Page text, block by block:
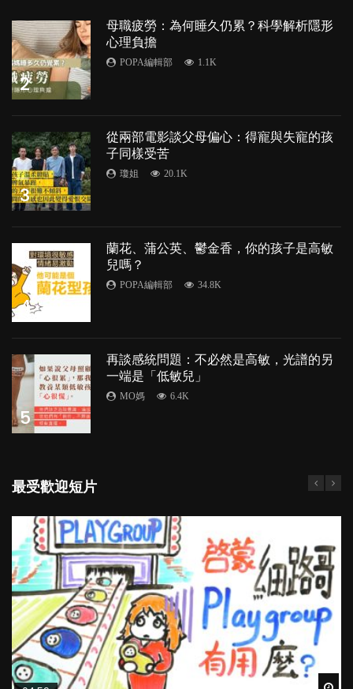
2
母職疲勞：為何睡久仍累？科學解析隱形
心理負擔
POPA編輯部 1.1K
3
從兩部電影談父母偏心：得寵與失寵的孩
子同樣受苦
瓊姐 20.1K
4
蘭花、蒲公英、鬱金香，你的孩子是高敏
兒嗎？
POPA編輯部 34.8K
5
再談感統問題：不必然是高敏，光譜的另
一端是「低敏兒」
MO媽 6.4K
最受歡迎短片